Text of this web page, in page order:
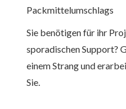
Packmittelumschlags
Sie benötigen für ihr
sporadischen Support?
einem Strang und
Sie.